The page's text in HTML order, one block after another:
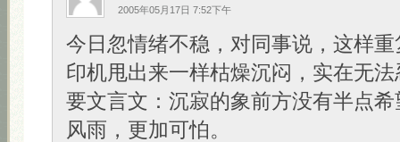
2005年05月17日 7:52下午
今日忽情绪不稳，对同事说，这样
印机甩出来一样枯燥沉闷，实在无
要文言文：沉寂的象前方没有半点
风雨，更加可怕。